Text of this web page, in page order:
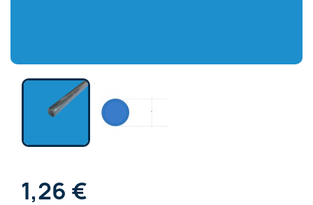
1,26 €